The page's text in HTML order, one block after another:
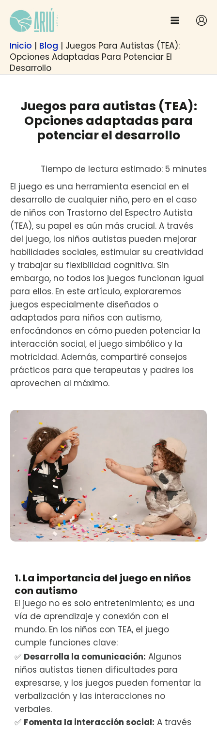
contenido
Inicio | Blog | Juegos Para Autistas (TEA):
Opciones Adaptadas Para Potenciar El
Desarrollo
Juegos para autistas (TEA):
Opciones adaptadas para
potenciar el desarrollo
Tiempo de lectura estimado: 5 minutes
El juego es una herramienta esencial en el
desarrollo de cualquier niño, pero en el caso
de niños con Trastorno del Espectro Autista
(TEA), su papel es aún más crucial. A través
del juego, los niños autistas pueden mejorar
habilidades sociales, estimular su creatividad
y trabajar su flexibilidad cognitiva. Sin
embargo, no todos los juegos funcionan igual
para ellos. En este artículo, exploraremos
juegos especialmente diseñados o
adaptados para niños con autismo,
enfocándonos en cómo pueden potenciar la
interacción social, el juego simbólico y la
motricidad. Además, compartiré consejos
prácticos para que terapeutas y padres los
aprovechen al máximo.
1. La importancia del juego en niños
con autismo
El juego no es solo entretenimiento; es una
vía de aprendizaje y conexión con el
mundo. En los niños con TEA, el juego
cumple funciones clave:
✅ Desarrolla la comunicación: Algunos
niños autistas tienen dificultades para
expresarse, y los juegos pueden fomentar la
verbalización y las interacciones no
verbales.
✅ Fomenta la interacción social: A través